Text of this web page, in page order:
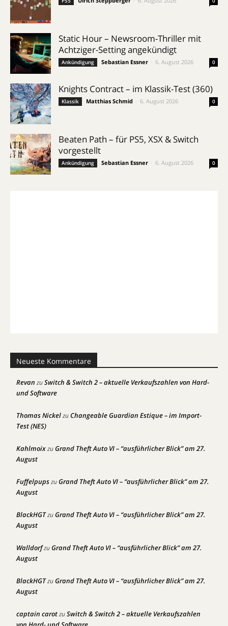
Static Hour – Newsroom-Thriller mit
Achtziger-Setting angekündigt
Ankündigung Sebastian Essner 6. August 2026 0
Knights Contract – im Klassik-Test (360)
Klassik Matthias Schmid 6. August 2026 0
Beaten Path – für PS5, XSX & Switch
vorgestellt
Ankündigung Sebastian Essner 6. August 2026 0
Neueste Kommentare
Revan zuSwitch & Switch 2 – aktuelle Verkaufszahlen von Hard-
und Software
Thomas NickelzuChangeable Guardian Estique – im Import-
Test (NES)
KahlmoixzuGrand Theft Auto VI – “ausführlicher Blick” am 27.
August
FuffelpupszuGrand Theft Auto VI – “ausführlicher Blick” am 27.
August
BlackHGTzuGrand Theft Auto VI – “ausführlicher Blick” am 27.
August
WalldorfzuGrand Theft Auto VI – “ausführlicher Blick” am 27.
August
BlackHGTzuGrand Theft Auto VI – “ausführlicher Blick” am 27.
August
captain carotzuSwitch & Switch 2 – aktuelle Verkaufszahlen